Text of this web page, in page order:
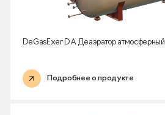
DeGasExer DA Деаэратор атмосферный
Подробнее о продукте